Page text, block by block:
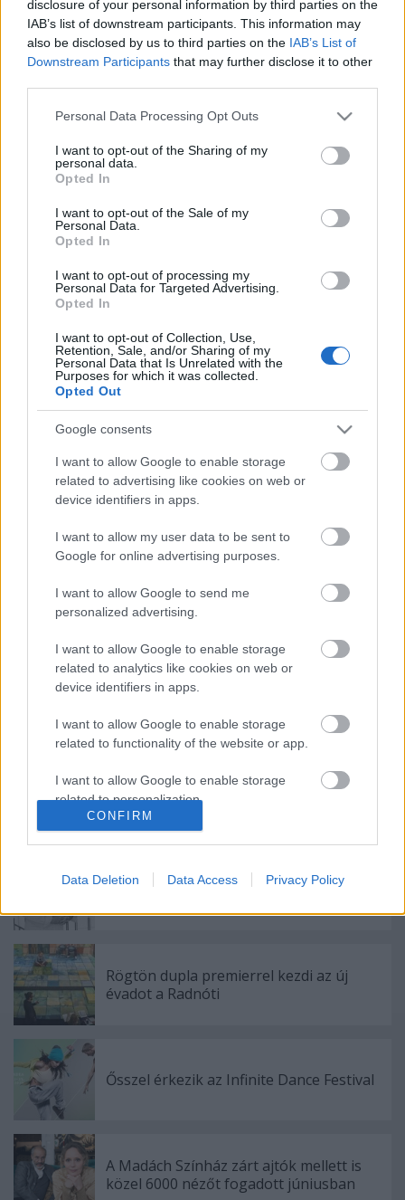
disclosure of your personal information by third parties on the
IAB’s list of downstream participants. This information may
also be disclosed by us to third parties on the IAB’s List of
Downstream Participants that may further disclose it to other
Please note that this website/app uses one or more Google
not limited to your visit or usage behaviour. You may click to
grant or deny consent to Google and its third-party tags to
use your data for below specified purposes in below Google
consent section.
Personal Data Processing Opt Outs
I want to opt-out of the Sharing of my
personal data.
Opted In
I want to opt-out of the Sale of my
Personal Data.
Opted In
I want to opt-out of processing my
Personal Data for Targeted Advertising.
Opted In
I want to opt-out of Collection, Use,
Retention, Sale, and/or Sharing of my
Personal Data that Is Unrelated with the
Purposes for which it was collected.
Opted Out
Google consents
I want to allow Google to enable storage
related to advertising like cookies on web or
device identifiers in apps.
I want to allow my user data to be sent to
Google for online advertising purposes.
I want to allow Google to send me
personalized advertising.
I want to allow Google to enable storage
related to analytics like cookies on web or
device identifiers in apps.
I want to allow Google to enable storage
related to functionality of the website or app.
I want to allow Google to enable storage
related to personalization.
I want to allow Google to enable storage
functionality and fraud prevention, and other
CONFIRM
Data Deletion Data Access Privacy Policy
előadás koncepciójáról, és úgy tűnt, rögtön egy
hullámhosszra kerültek
. Megkapta
a szövegkönyv francia fordítását, később méretet
vettek róla a jelmezekhez és megtekintette a terveket
Tihanyi Ildifantáziadús ruhái elbűvölték. Az
előkészületek tehát megtörténtek az augusztus 1-jei
és 2-i fellépéshez, mely során az abszurd humort
sem nélkülöző, családi szórakozásnak is tökéletes
darabban a francia hadvezér szerepébe bújhat.
A világsztár partnerei az előadásban többek közt a
címszerepet alakítóHomonnay Zsolt, a Ferenc
császárt játszóBodrogi Gyula
báró szerepét magára öltőGálvölgyi János, a
burkus silbakot alakítóSzabó Győzőés az Örzsét
játszóBordás Barbaralesznek. Napóleon feleségét
Forrás: Szegedi Szabadtéri
Ajánlott bejegyzések:
Meghalt Böröndi Tamás
Rögtön dupla premierrel kezdi az új
évadot a Radnóti
Ősszel érkezik az Infinite Dance Festival
A Madách Színház zárt ajtók mellett is
közel 6000 nézőt fogadott júniusban